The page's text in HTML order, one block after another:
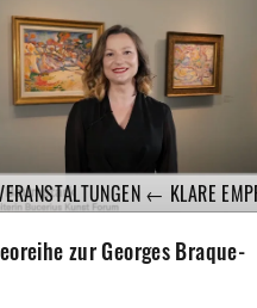
← KLARE
zur Georges Braque-